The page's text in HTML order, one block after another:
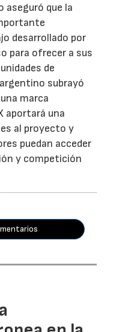
aseguró que la
desarrollado por
para ofrecer a sus
de
subrayó
marca
aportará una
al proyecto y
puedan acceder
y competición